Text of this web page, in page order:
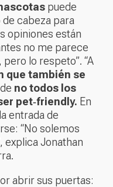
puede
cabeza para
opiniones están
no me parece
lo respeto”. “A
que también se
no todos los
pet‑friendly. En
entrada de
“No solemos
explica Jonathan
abrir sus puertas: